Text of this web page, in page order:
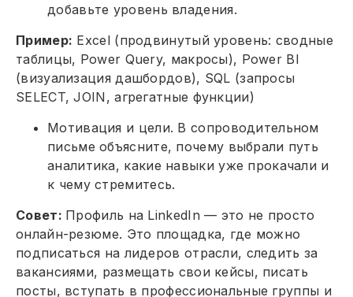
добавьте уровень владения.
Пример: Excel (продвинутый уровень: сводные
таблицы, Power Query, макросы), Power BI
(визуализация дашбордов), SQL (запросы
SELECT, JOIN, агрегатные функции)
Мотивация и цели. В сопроводительном
письме объясните, почему выбрали путь
аналитика, какие навыки уже прокачали и
к чему стремитесь.
Совет: Профиль на LinkedIn — это не просто
онлайн-резюме. Это площадка, где можно
подписаться на лидеров отрасли, следить за
вакансиями, размещать свои кейсы, писать
посты, вступать в профессиональные группы и